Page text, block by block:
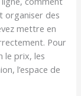
organiser des
mettre en
Pour
le prix, les
l’espace de